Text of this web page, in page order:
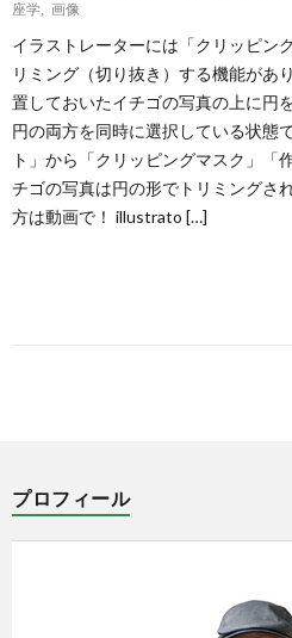
座学
画像
イラストレーターには「クリッピン
リミング（切り抜き）する機能があ
置しておいたイチゴの写真の上に円
円の両方を同時に選択している状態
ト」から「クリッピングマスク」「
チゴの写真は円の形でトリミングさ
方は動画で！ illustrato […]
プロフィール